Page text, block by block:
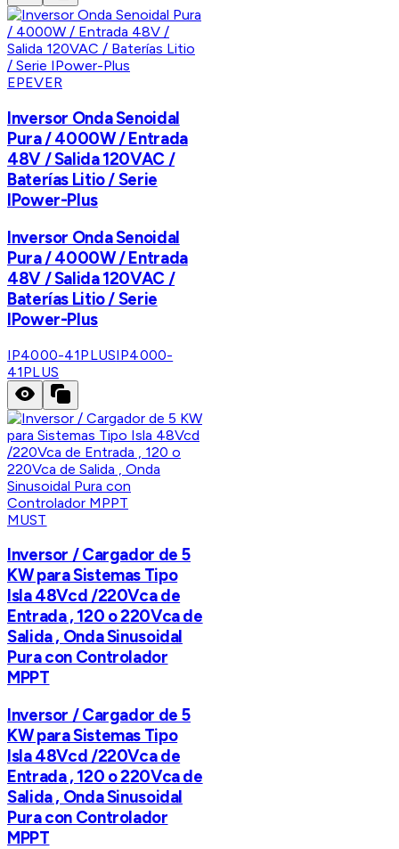
EPEVER
Inversor Onda Senoidal
Pura / 4000W / Entrada
48V / Salida 120VAC /
Baterías Litio / Serie
IPower-Plus
Inversor Onda Senoidal
Pura / 4000W / Entrada
48V / Salida 120VAC /
Baterías Litio / Serie
IPower-Plus
IP4000-41PLUSIP4000-
41PLUS
MUST
Inversor / Cargador de 5
KW para Sistemas Tipo
Isla 48Vcd /220Vca de
Entrada , 120 o 220Vca de
Salida , Onda Sinusoidal
Pura con Controlador
MPPT
Inversor / Cargador de 5
KW para Sistemas Tipo
Isla 48Vcd /220Vca de
Entrada , 120 o 220Vca de
Salida , Onda Sinusoidal
Pura con Controlador
MPPT